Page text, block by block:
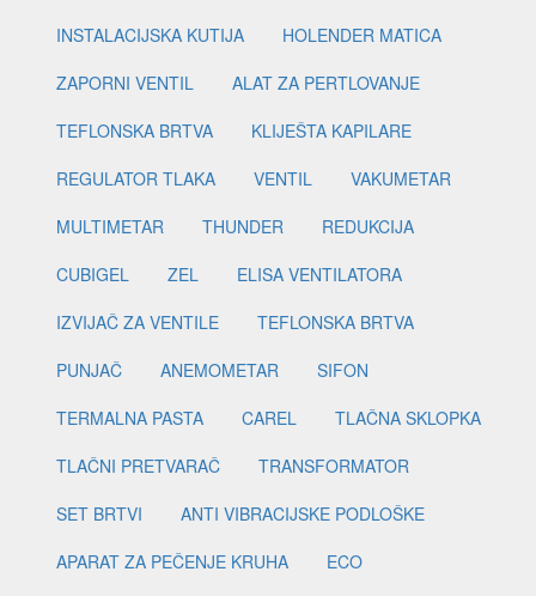
INSTALACIJSKA KUTIJA
HOLENDER MATICA
ZAPORNI VENTIL
ALAT ZA PERTLOVANJE
TEFLONSKA BRTVA
KLIJEŠTA KAPILARE
REGULATOR TLAKA
VENTIL
VAKUMETAR
MULTIMETAR
THUNDER
REDUKCIJA
CUBIGEL
ZEL
ELISA VENTILATORA
IZVIJAČ ZA VENTILE
TEFLONSKA BRTVA
PUNJAČ
ANEMOMETAR
SIFON
TERMALNA PASTA
CAREL
TLAČNA SKLOPKA
TLAČNI PRETVARAČ
TRANSFORMATOR
SET BRTVI
ANTI VIBRACIJSKE PODLOŠKE
APARAT ZA PEČENJE KRUHA
ECO